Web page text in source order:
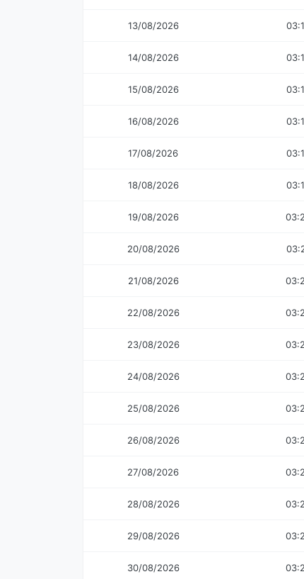
13/08/2026
14/08/2026
15/08/2026
16/08/2026
17/08/2026
18/08/2026
19/08/2026
20/08/2026
21/08/2026
22/08/2026
23/08/2026
24/08/2026
25/08/2026
26/08/2026
27/08/2026
28/08/2026
29/08/2026
30/08/2026